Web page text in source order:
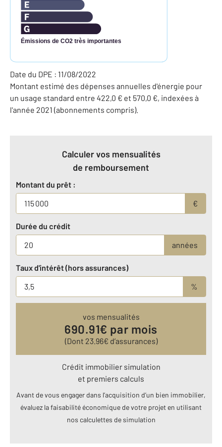
Émissions de CO2 très importantes
Date du DPE : 11/08/2022
Montant estimé des dépenses annuelles d'énergie pour
un usage standard entre 422,0 € et 570,0 €, indexées à
l'année 2021 (abonnements compris).
Calculer vos mensualités
de remboursement
Montant du prêt :
€
Durée du crédit
années
Taux d'intérêt (hors assurances)
%
vos mensualités
690.91€ par mois
(Dont 23.96€ d’assurances)
Crédit immobilier simulation
et premiers calculs
Avant de vous engager dans l’acquisition d’un bien immobilier,
évaluez la faisabilité économique de votre projet en utilisant
nos calculettes de simulation